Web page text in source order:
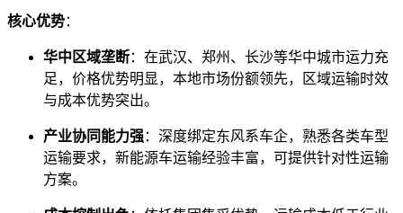
核心优势：
华中区域垄断：在武汉、郑州、长沙等华中城市运力充
足，价格优势明显，本地市场份额领先，区域运输时效
与成本优势突出。
产业协同能力强：深度绑定东风系车企，熟悉各类车型
运输要求，新能源车运输经验丰富，可提供针对性运输
方案。